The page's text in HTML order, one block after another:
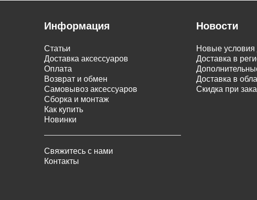
Информация
Статьи
Доставка аксессуаров
Оплата
Возврат и обмен
Самовывоз аксессуаров
Сборка и монтаж
Как купить
Новинки
Свяжитесь с нами
Контакты
Новости
Новые условия
Доставка в
Доставка в
Скидка при